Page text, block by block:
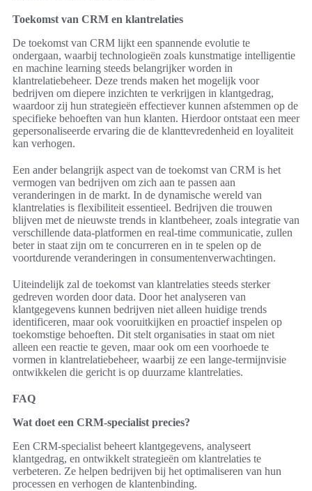
Toekomst van CRM en klantrelaties
De toekomst van CRM lijkt een spannende evolutie te
ondergaan, waarbij technologieën zoals kunstmatige intelligentie
en machine learning steeds belangrijker worden in
klantrelatiebeheer. Deze trends maken het mogelijk voor
bedrijven om diepere inzichten te verkrijgen in klantgedrag,
waardoor zij hun strategieën effectiever kunnen afstemmen op de
specifieke behoeften van hun klanten. Hierdoor ontstaat een meer
gepersonaliseerde ervaring die de klanttevredenheid en loyaliteit
kan verhogen.
Een ander belangrijk aspect van de toekomst van CRM is het
vermogen van bedrijven om zich aan te passen aan
veranderingen in de markt. In de dynamische wereld van
klantrelaties is flexibiliteit essentieel. Bedrijven die trouwen
blijven met de nieuwste trends in klantbeheer, zoals integratie van
verschillende data-platformen en real-time communicatie, zullen
beter in staat zijn om te concurreren en in te spelen op de
voortdurende veranderingen in consumentenverwachtingen.
Uiteindelijk zal de toekomst van klantrelaties steeds sterker
gedreven worden door data. Door het analyseren van
klantgegevens kunnen bedrijven niet alleen huidige trends
identificeren, maar ook vooruitkijken en proactief inspelen op
toekomstige behoeften. Dit stelt organisaties in staat om niet
alleen een reactie te geven, maar ook om een voorhoede te
vormen in klantrelatiebeheer, waarbij ze een lange-termijnvisie
ontwikkelen die gericht is op duurzame klantrelaties.
FAQ
Wat doet een CRM-specialist precies?
Een CRM-specialist beheert klantgegevens, analyseert
klantgedrag, en ontwikkelt strategieën om klantrelaties te
verbeteren. Ze helpen bedrijven bij het optimaliseren van hun
processen en verhogen de klantenbinding.